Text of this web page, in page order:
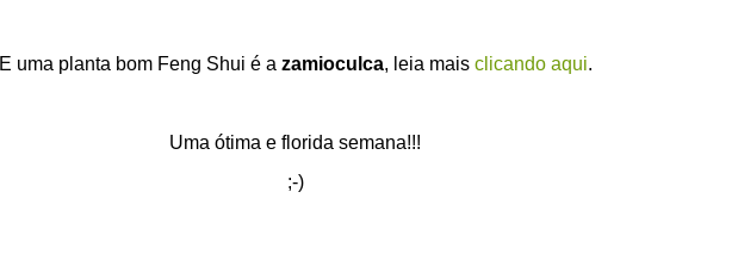
E uma planta bom Feng Shui é a zamioculca, leia mais clicando aqui.
Uma ótima e florida semana!!!
;-)